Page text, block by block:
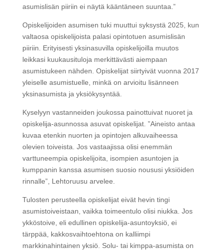
asumislisän piiriin ei näytä kääntäneen suuntaa.”
Opiskelijoiden asumisen tuki muuttui syksystä 2025, kun
valtaosa opiskelijoista palasi opintotuen asumislisän
piiriin. Erityisesti yksinasuvilla opiskelijoilla muutos
leikkasi kuukausituloja merkittävästi aiempaan
asumistukeen nähden. Opiskelijat siirtyivät vuonna 2017
yleiselle asumistuelle, minkä on arvioitu lisänneen
yksinasumista ja yksiökysyntää.
Kyselyyn vastanneiden joukossa painottuivat nuoret ja
opiskelija-asunnossa asuvat opiskelijat. ”Aineisto antaa
kuvaa etenkin nuorten ja opintojen alkuvaiheessa
olevien toiveista. Jos vastaajissa olisi enemmän
varttuneempia opiskelijoita, isompien asuntojen ja
kumppanin kanssa asumisen suosio noususi yksiöiden
rinnalle”, Lehtoruusu arvelee.
Tulosten perusteella opiskelijat eivät hevin tingi
asumistoiveistaan, vaikka toimeentulo olisi niukka. Jos
ykköstoive, eli edullinen opiskelija-asuntoyksiö, ei
tärppää, kakkosvaihtoehtona on kalliimpi
markkinahintainen yksiö. Solu- tai kimppa-asumista on